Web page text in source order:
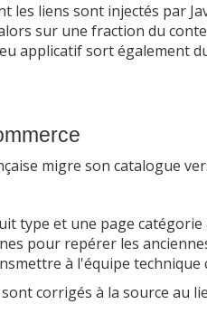
les liens sont injectés par
sur une fraction du
applicatif sort également
migre son catalogue
type et une page catégorie
pour repérer les
à l'équipe technique
corrigés à la source au